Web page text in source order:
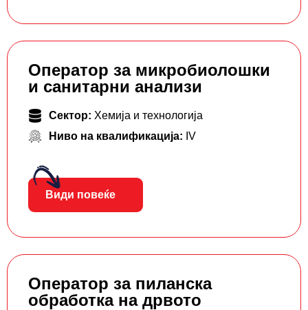
Оператор за микробиолошки
и санитарни анализи
Сектор: Хемија и технологија
Ниво на квалификација: IV
Види повеќе
Оператор за пиланска
обработка на дрвото